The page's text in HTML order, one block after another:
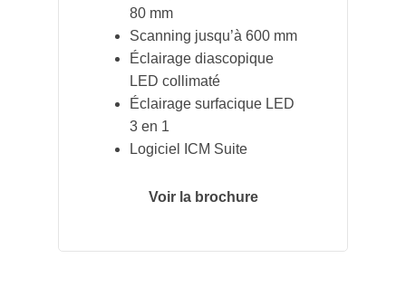
80 mm
Scanning jusqu’à 600 mm
Éclairage diascopique
LED collimaté
Éclairage surfacique LED
3 en 1
Logiciel ICM Suite
Voir la brochure